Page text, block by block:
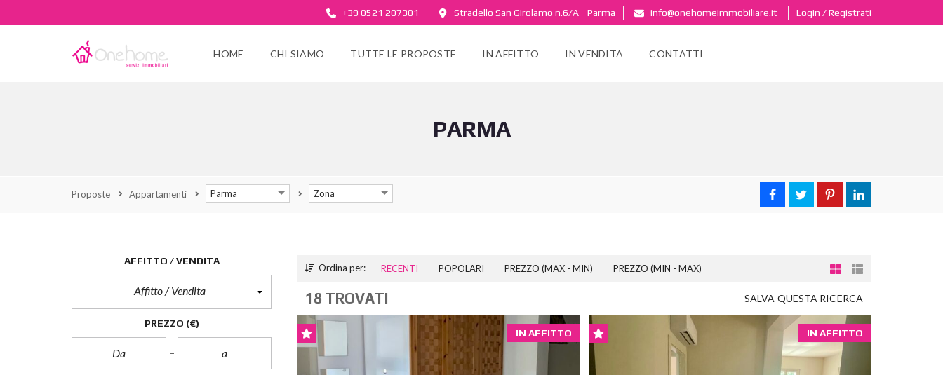
+39 0521 207301 Stradello San Girolamo n.6/A - Parma info@onehomeimmobiliare.it Login / Registrati
HOME CHI SIAMO TUTTE LE PROPOSTE IN AFFITTO IN VENDITA CONTATTI
PARMA
Proposte Appartamenti Parma Zona
AFFITTO / VENDITA
Affitto / Vendita
PREZZO (€)
Ordina per: RECENTI POPOLARI PREZZO (MAX - MIN) PREZZO (MIN - MAX)
SALVA QUESTA RICERCA
18 TROVATI
IN AFFITTO IN AFFITTO